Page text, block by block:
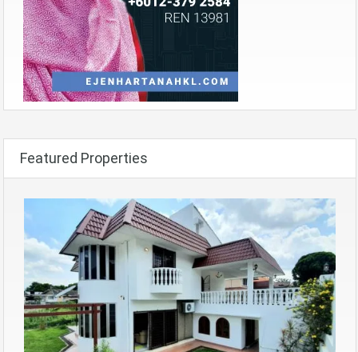
Featured Properties